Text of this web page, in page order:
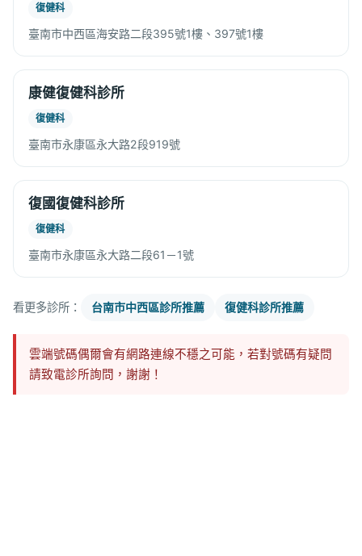
復健科
臺南市中西區海安路二段395號1樓、397號1樓
康健復健科診所
復健科
臺南市永康區永大路2段919號
復國復健科診所
復健科
臺南市永康區永大路二段61－1號
看更多診所： 台南市中西區診所推薦 復健科診所推薦
雲端號碼偶爾會有網路連線不穩之可能，若對號碼有疑問
請致電診所詢問，謝謝！